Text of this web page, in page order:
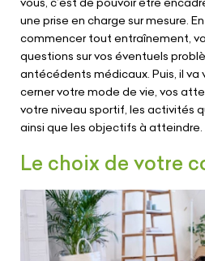
une prise en charge sur mesure.
commencer tout entraînement,
questions sur vos éventuels
antécédents médicaux. Puis, il va
cerner votre mode de vie, vos
votre niveau sportif, les activités
ainsi que les objectifs à atteindre.
Le choix de votre